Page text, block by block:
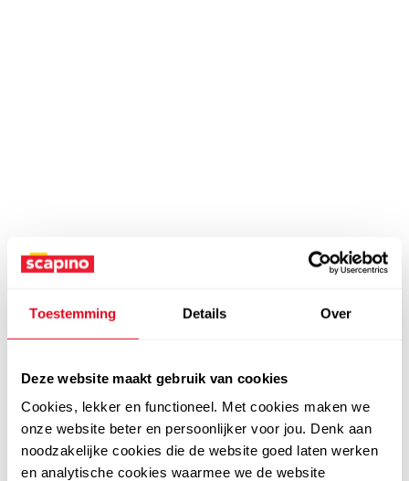
Toestemming Details Over
Deze website maakt gebruik van cookies
Cookies, lekker en functioneel. Met cookies maken we
onze website beter en persoonlijker voor jou. Denk aan
noodzakelijke cookies die de website goed laten werken
en analytische cookies waarmee we de website